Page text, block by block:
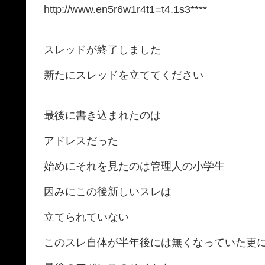
http://www.en5r6w1r4t1=t4.1s3****
スレッドが終了しました
新たにスレッドを立ててください
最後に書き込まれたのは
アドレスだった
始めにそれを見たのは管理人の小学生
因みにこの後新しいスレは
立てられていない
このスレ自体が半年後には無くなっていた更